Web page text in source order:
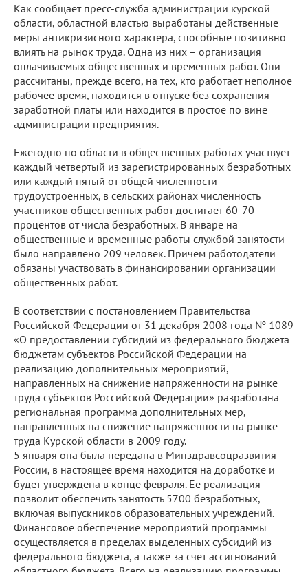
Как сообщает пресс-служба администрации курской
области, областной властью выработаны действенные
меры антикризисного характера, способные позитивно
влиять на рынок труда. Одна из них – организация
оплачиваемых общественных и временных работ. Они
рассчитаны, прежде всего, на тех, кто работает неполное
рабочее время, находится в отпуске без сохранения
заработной платы или находится в простое по вине
администрации предприятия.
Ежегодно по области в общественных работах участвует
каждый четвертый из зарегистрированных безработных
или каждый пятый от общей численности
трудоустроенных, в сельских районах численность
участников общественных работ достигает 60-70
процентов от числа безработных. В январе на
общественные и временные работы службой занятости
было направлено 209 человек. Причем работодатели
обязаны участвовать в финансировании организации
общественных работ.
В соответствии с постановлением Правительства
Российской Федерации от 31 декабря 2008 года № 1089
«О предоставлении субсидий из федерального бюджета
бюджетам субъектов Российской Федерации на
реализацию дополнительных мероприятий,
направленных на снижение напряженности на рынке
труда субъектов Российской Федерации» разработана
региональная программа дополнительных мер,
направленных на снижение напряженности на рынке
труда Курской области в 2009 году.
5 января она была передана в Минздравсоцразвития
России, в настоящее время находится на доработке и
будет утверждена в конце февраля. Ее реализация
позволит обеспечить занятость 5700 безработных,
включая выпускников образовательных учреждений.
Финансовое обеспечение мероприятий программы
осуществляется в пределах выделенных субсидий из
федерального бюджета, а также за счет ассигнований